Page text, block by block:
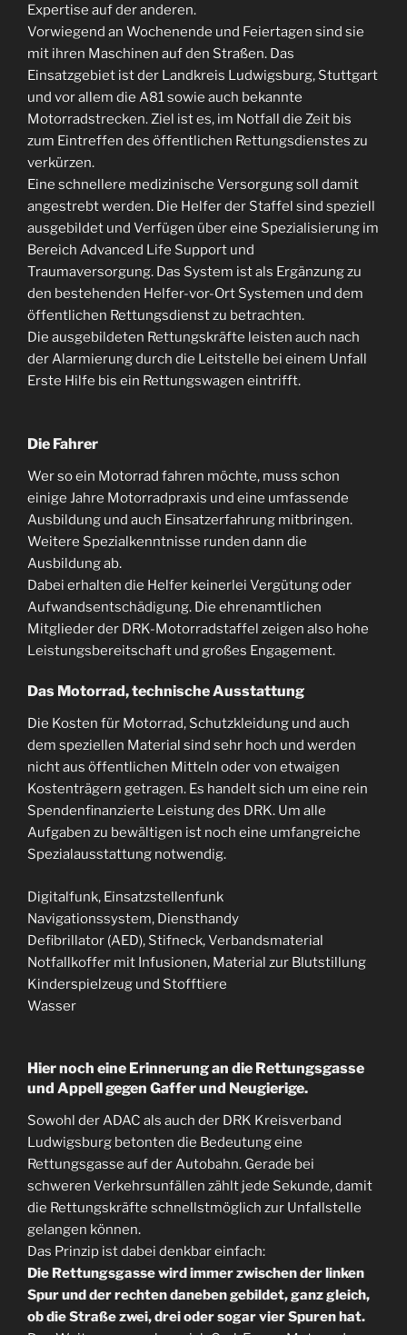
Expertise auf der anderen.
Vorwiegend an Wochenende und Feiertagen sind sie
mit ihren Maschinen auf den Straßen. Das
Einsatzgebiet ist der Landkreis Ludwigsburg, Stuttgart
und vor allem die A81 sowie auch bekannte
Motorradstrecken. Ziel ist es, im Notfall die Zeit bis
zum Eintreffen des öffentlichen Rettungsdienstes zu
verkürzen.
Eine schnellere medizinische Versorgung soll damit
angestrebt werden. Die Helfer der Staffel sind speziell
ausgebildet und Verfügen über eine Spezialisierung im
Bereich Advanced Life Support und
Traumaversorgung. Das System ist als Ergänzung zu
den bestehenden Helfer-vor-Ort Systemen und dem
öffentlichen Rettungsdienst zu betrachten.
Die ausgebildeten Rettungskräfte leisten auch nach
der Alarmierung durch die Leitstelle bei einem Unfall
Erste Hilfe bis ein Rettungswagen eintrifft.
Die Fahrer
Wer so ein Motorrad fahren möchte, muss schon
einige Jahre Motorradpraxis und eine umfassende
Ausbildung und auch Einsatzerfahrung mitbringen.
Weitere Spezialkenntnisse runden dann die
Ausbildung ab.
Dabei erhalten die Helfer keinerlei Vergütung oder
Aufwandsentschädigung. Die ehrenamtlichen
Mitglieder der DRK-Motorradstaffel zeigen also hohe
Leistungsbereitschaft und großes Engagement.
Das Motorrad, technische Ausstattung
Die Kosten für Motorrad, Schutzkleidung und auch
dem speziellen Material sind sehr hoch und werden
nicht aus öffentlichen Mitteln oder von etwaigen
Kostenträgern getragen. Es handelt sich um eine rein
Spendenfinanzierte Leistung des DRK. Um alle
Aufgaben zu bewältigen ist noch eine umfangreiche
Spezialausstattung notwendig.
Digitalfunk, Einsatzstellenfunk
Navigationssystem, Diensthandy
Defibrillator (AED), Stifneck, Verbandsmaterial
Notfallkoffer mit Infusionen, Material zur Blutstillung
Kinderspielzeug und Stofftiere
Wasser
Hier noch eine Erinnerung an die Rettungsgasse
und Appell gegen Gaffer und Neugierige.
Sowohl der ADAC als auch der DRK Kreisverband
Ludwigsburg betonten die Bedeutung eine
Rettungsgasse auf der Autobahn. Gerade bei
schweren Verkehrsunfällen zählt jede Sekunde, damit
die Rettungskräfte schnellstmöglich zur Unfallstelle
gelangen können.
Das Prinzip ist dabei denkbar einfach:
Die Rettungsgasse wird immer zwischen der linken
Spur und der rechten daneben gebildet, ganz gleich,
ob die Straße zwei, drei oder sogar vier Spuren hat.